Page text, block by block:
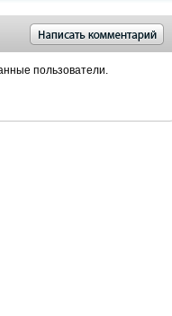
пользователи.